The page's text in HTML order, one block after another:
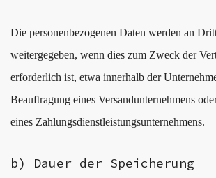
Die personenbezogenen Daten werden an
weitergegeben, wenn dies zum Zweck der
erforderlich ist, etwa innerhalb der
Beauftragung eines Versandunternehmens
eines Zahlungsdienstleistungsunternehmens.
b) Dauer der Speicherung